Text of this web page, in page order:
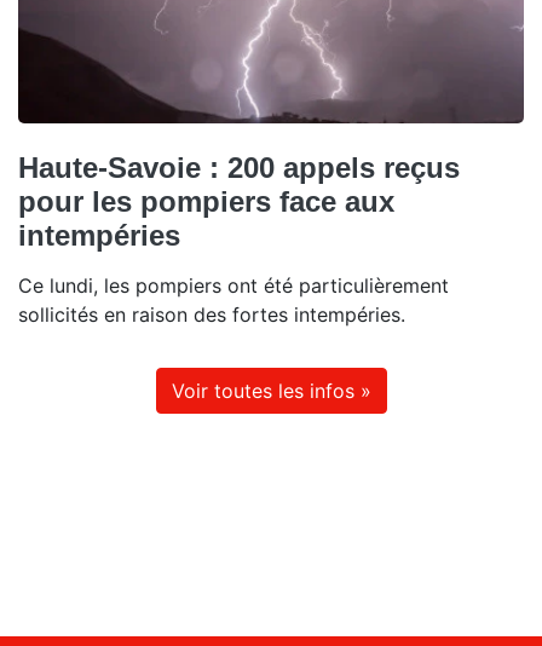
Haute-Savoie : 200 appels reçus
pour les pompiers face aux
intempéries
Ce lundi, les pompiers ont été particulièrement
sollicités en raison des fortes intempéries.
Voir toutes les infos »